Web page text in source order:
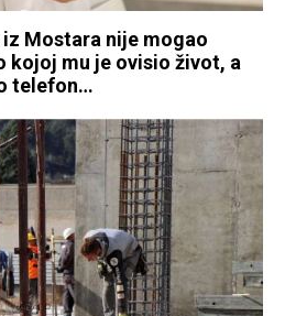
Mostara nije mogao
kojoj mu je ovisio život, a
telefon…